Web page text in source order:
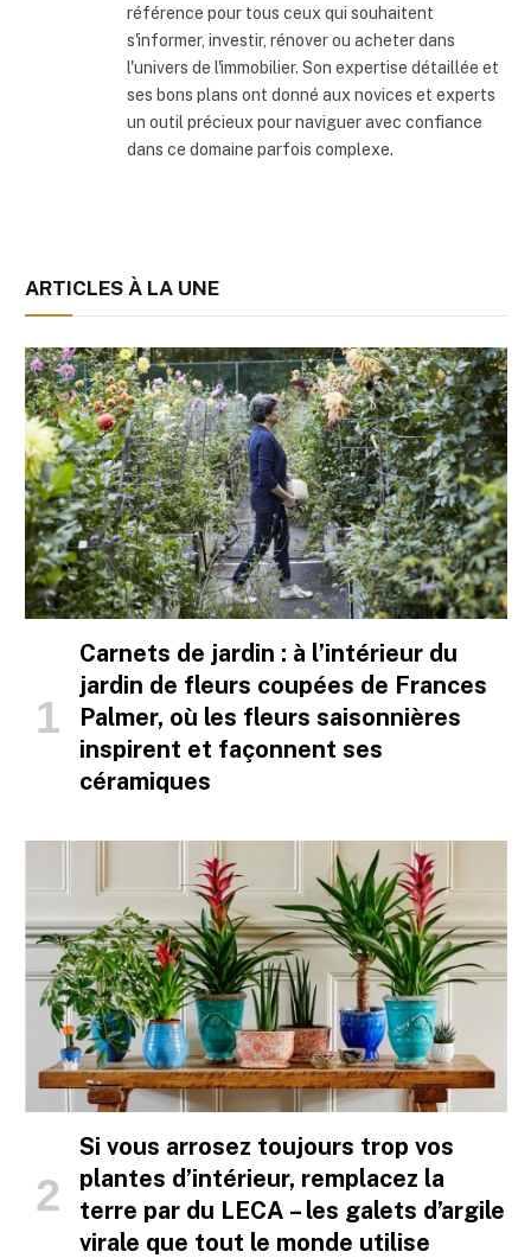
référence pour tous ceux qui souhaitent
s'informer, investir, rénover ou acheter dans
l'univers de l'immobilier. Son expertise détaillée et
ses bons plans ont donné aux novices et experts
un outil précieux pour naviguer avec confiance
dans ce domaine parfois complexe.
ARTICLES À LA UNE
Carnets de jardin : à l’intérieur du
jardin de fleurs coupées de Frances
Palmer, où les fleurs saisonnières
inspirent et façonnent ses
céramiques
Si vous arrosez toujours trop vos
plantes d’intérieur, remplacez la
terre par du LECA – les galets d’argile
virale que tout le monde utilise